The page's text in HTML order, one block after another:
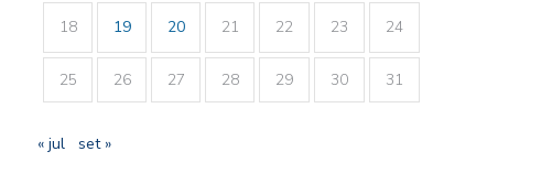
18 19 20 21 22 23 24
25 26 27 28 29 30 31
« jul set »